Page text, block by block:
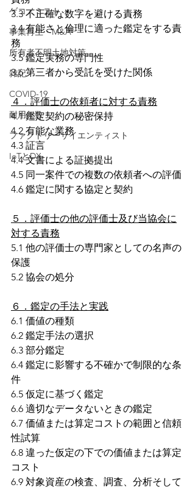
ゲコノミスト
事業再生・M&A
所有者不明土地対策
雑記
COVID-19
耐用年数
ファクトリーサイエンティスト
IoTとDX
3.3 不正確な数字を避ける責務
3.4 有能さと倫理に適った鑑定をする責
務
3.5 鑑定実務の専門性
3.6 第三者から受託を受けた関係
４．評価士の依頼者に対する責務
4.1 鑑定契約の秘密保持
4.2 有能な業務
4.3 証言
4.4 文書による証拠提出
4.5 同一案件での複数の依頼者への評価
4.6 鑑定に関する協定と契約
５．評価士の他の評価士及び当協会に
対する責務
5.1 他の評価士の専門家としての名声の
保護
5.2 協会の処分
６．鑑定の手法と実践
6.1 価値の種類
6.2 鑑定手法の選択
6.3 部分鑑定
6.4 鑑定に影響する不確かで制限的な条
件
6.5 仮定に基づく鑑定
6.6 適切なデータないときの鑑定
6.7 価値または算定コストの範囲と信頼
性試算
6.8 違った仮定の下での価値または算定
コスト
6.9 対象資産の検査、調査、分析そして